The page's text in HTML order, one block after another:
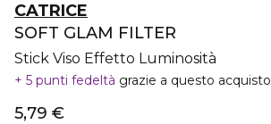
CATRICE
SOFT GLAM FILTER
Stick Viso Effetto Luminosità
5 punti fedeltà grazie a questo acquisto
5,79 €